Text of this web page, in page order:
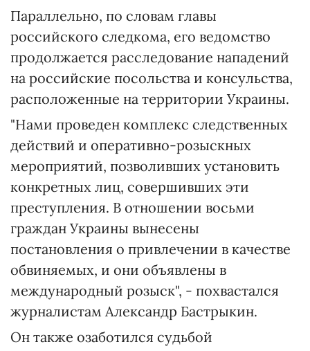
Параллельно, по словам главы
российского следкома, его ведомство
продолжается расследование нападений
на российские посольства и консульства,
расположенные на территории Украины.
"Нами проведен комплекс следственных
действий и оперативно-розыскных
мероприятий, позволивших установить
конкретных лиц, совершивших эти
преступления. В отношении восьми
граждан Украины вынесены
постановления о привлечении в качестве
обвиняемых, и они объявлены в
международный розыск", - похвастался
журналистам Александр Бастрыкин.
Он также озаботился судьбой